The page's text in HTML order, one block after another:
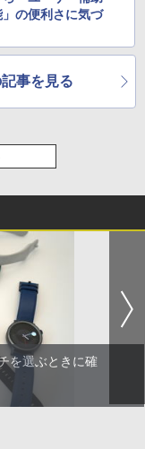
」の便利さに気づ
事を見る
を選ぶときに確